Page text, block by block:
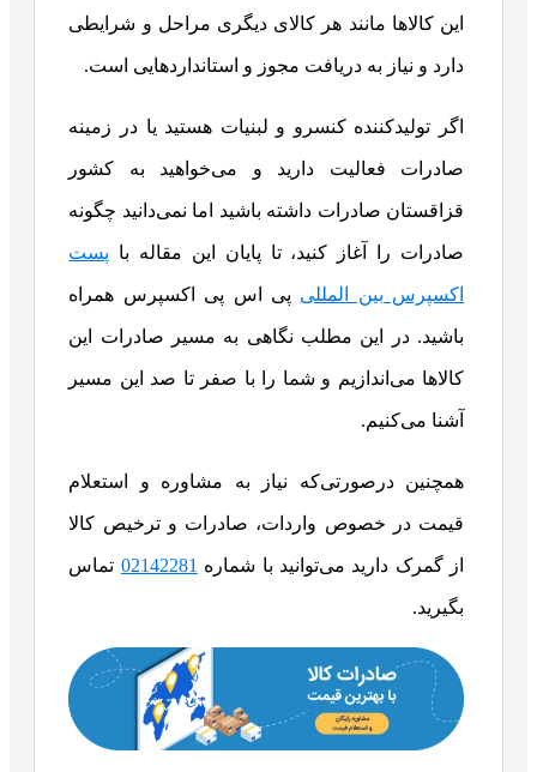
این کالاها مانند هر کالای دیگری مراحل و شرایطی
دارد و نیاز به دریافت مجوز و استانداردهایی است.
اگر تولیدکننده کنسرو و لبنیات هستید یا در زمینه
صادرات فعالیت دارید و می‌خواهید به کشور
قزاقستان صادرات داشته باشید اما نمی‌دانید چگونه
صادرات را آغاز کنید، تا پایان این مقاله با پست
اکسپرس بین المللی پی اس پی اکسپرس همراه
باشید. در این مطلب نگاهی به مسیر صادرات این
کالاها می‌اندازیم و شما را با صفر تا صد این مسیر
آشنا می‌کنیم.
همچنین درصورتی‌که نیاز به مشاوره و استعلام
قیمت در خصوص واردات، صادرات و ترخیص کالا
از گمرک دارید می‌توانید با شماره 02142281 تماس
بگیرید.